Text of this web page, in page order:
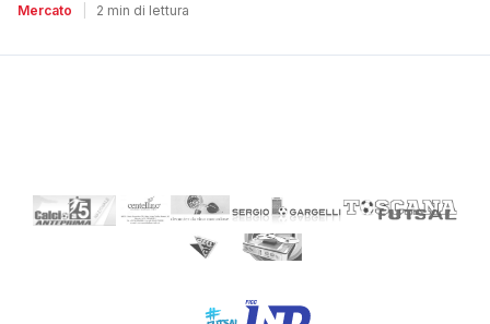
Mercato 2 min di lettura